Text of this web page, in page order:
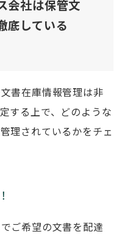
会社は保管文
底している
書在庫情報管理は非
する上で、どのような
理されているかをチェ
ご希望の文書を配達